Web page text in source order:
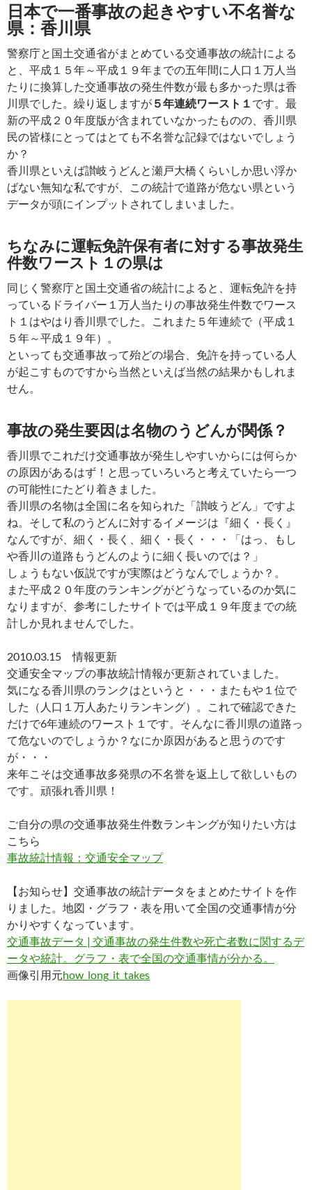
日本で一番事故の起きやすい不名誉な
県：香川県
警察庁と国土交通省がまとめている交通事故の統計による
と、平成１５年～平成１９年までの五年間に人口１万人当
たりに換算した交通事故の発生件数が最も多かった県は香
川県でした。繰り返しますが ５年連続ワースト１ です。最
新の平成２０年度版が含まれていなかったものの、香川県
民の皆様にとってはとても不名誉な記録ではないでしょう
か？
香川県といえば讃岐うどんと瀬戸大橋くらいしか思い浮か
ばない無知な私ですが、この統計で道路が危ない県という
データが頭にインプットされてしまいました。
ちなみに運転免許保有者に対する事故発生
件数ワースト１の県は
同じく警察庁と国土交通省の統計によると、運転免許を持
っているドライバー１万人当たりの事故発生件数でワース
ト１はやはり香川県でした。これまた５年連続で（平成１
５年～平成１９年）。
といっても交通事故って殆どの場合、免許を持っている人
が起こすものですから当然といえば当然の結果かもしれま
せん。
事故の発生要因は名物のうどんが関係？
香川県でこれだけ交通事故が発生しやすいからには何らか
の原因があるはず！と思っていろいろと考えていたら一つ
の可能性にたどり着きました。
香川県の名物は全国に名を知られた「讃岐うどん」ですよ
ね。そして私のうどんに対するイメージは『細く・長く』
なんですが、細く・長く、細く・長く・・・「はっ、もし
や香川の道路もうどんのように細く長いのでは？」
しょうもない仮説ですが実際はどうなんでしょうか？。
また平成２０年度のランキングがどうなっているのか気に
なりますが、参考にしたサイトでは平成１９年度までの統
計しか見れませんでした。
2010.03.15 情報更新
交通安全マップの事故統計情報が更新されていました。
気になる香川県のランクはというと・・・またもや１位で
した（人口１万人あたりランキング）。これで確認できた
だけで6年連続のワースト１です。そんなに香川県の道路っ
て危ないのでしょうか？なにか原因があると思うのです
が・・・
来年こそは交通事故多発県の不名誉を返上して欲しいもの
です。頑張れ香川県！
ご自分の県の交通事故発生件数ランキングが知りたい方は
こちら
事故統計情報：交通安全マップ
【お知らせ】交通事故の統計データをまとめたサイトを作
りました。地図・グラフ・表を用いて全国の交通事情が分
かりやすくなっています。
交通事故データ | 交通事故の発生件数や死亡者数に関するデ
ータや統計。グラフ・表で全国の交通事情が分かる。
画像引用元how_long_it_takes